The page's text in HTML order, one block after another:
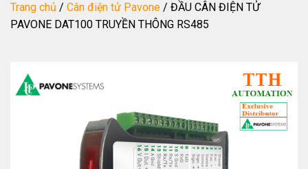
Trang chủ / Cân điện tử Pavone / ĐẦU CÂN ĐIỆN TỬ
PAVONE DAT100 TRUYỀN THÔNG RS485